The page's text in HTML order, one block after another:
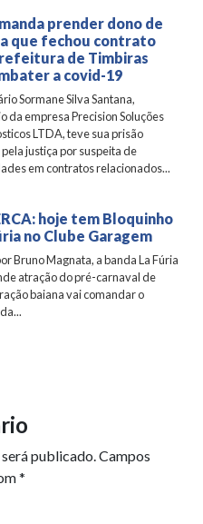
prender dono de
que fechou contrato
de Timbiras
a covid-19
Sormane Silva Santana,
da empresa Precision Soluções
LTDA, teve sua prisão
justiça por suspeita de
em contratos relacionados...
hoje tem Bloquinho
no Clube Garagem
Bruno Magnata, a banda La Fúria
atração do pré-carnaval de
baiana vai comandar o
publicado.Campos
*